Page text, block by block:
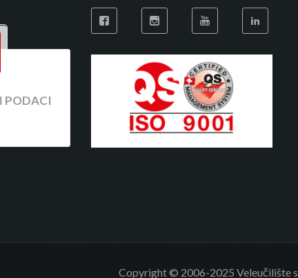
PODACI
Copyright © 2006-2025 Veleučilište